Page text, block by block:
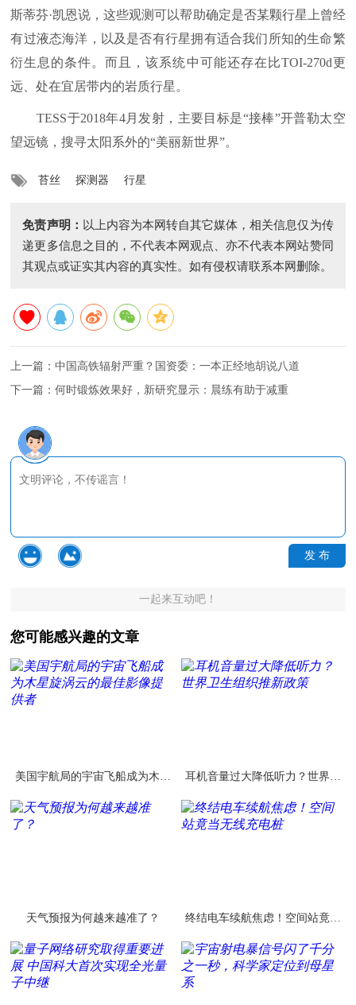
斯蒂芬·凯恩说，这些观测可以帮助确定是否某颗行星上曾经
有过液态海洋，以及是否有行星拥有适合我们所知的生命繁
衍生息的条件。而且，该系统中可能还存在比TOI-270d更
远、处在宜居带内的岩质行星。
TESS于2018年4月发射，主要目标是“接棒”开普勒太空
望远镜，搜寻太阳系外的“美丽新世界”。
苔丝 探测器 行星
免责声明： 以上内容为本网转自其它媒体，相关信息仅为传
递更多信息之目的，不代表本网观点、亦不代表本网站赞同
其观点或证实其内容的真实性。如有侵权请联系本网删除。
上一篇：中国高铁辐射严重？国资委：一本正经地胡说八道
下一篇：何时锻炼效果好，新研究显示：晨练有助于减重
发 布
一起来互动吧！
您可能感兴趣的文章
美国宇航局的宇宙飞船成为木星
耳机音量过大降低听力？世界卫
天气预报为何越来越准了？
终结电车续航焦虑！空间站竟当